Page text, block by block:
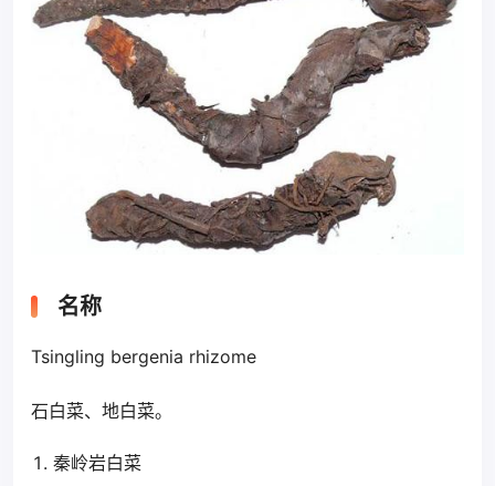
名称
Tsingling bergenia rhizome
石白菜、地白菜。
秦岭岩白菜